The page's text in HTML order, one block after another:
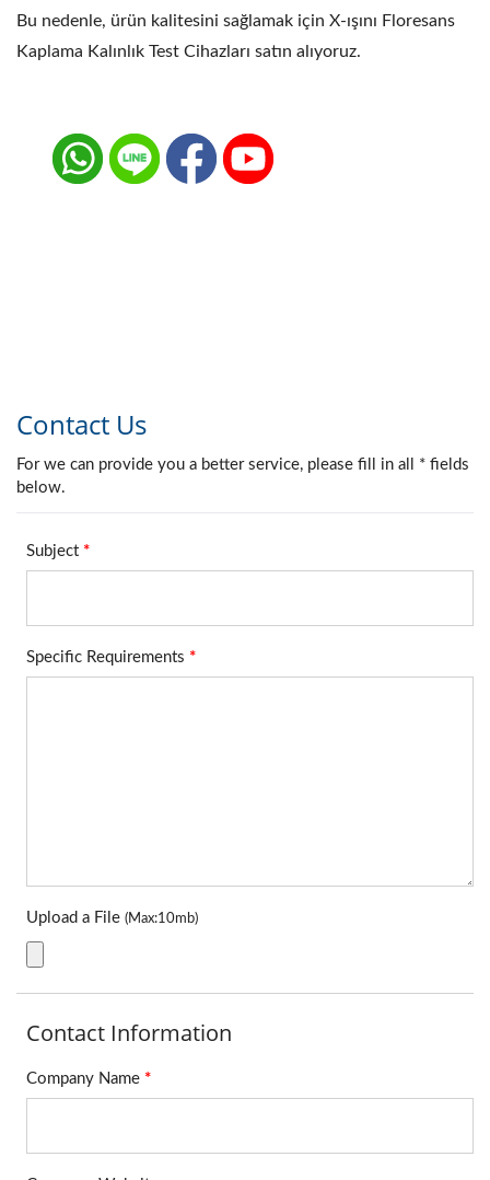
Bu nedenle, ürün kalitesini sağlamak için X-ışını Floresans
Kaplama Kalınlık Test Cihazları satın alıyoruz.